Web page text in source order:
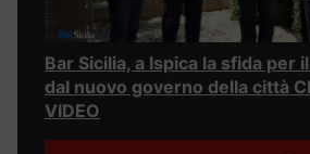
Bar Sicilia, a Ispica la sfida per
dal nuovo governo della città
VIDEO